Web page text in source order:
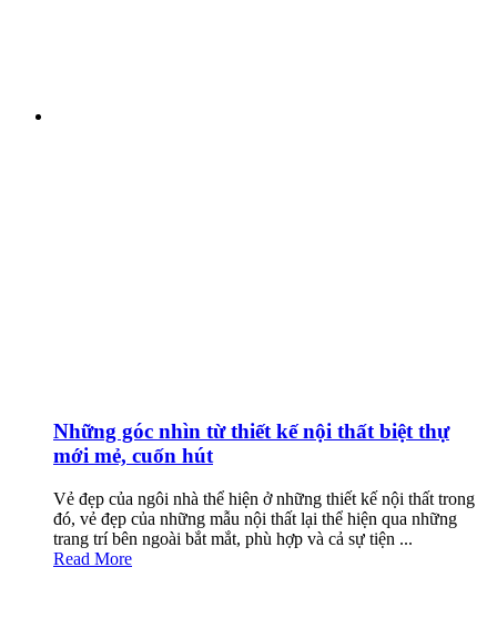
Những góc nhìn từ thiết kế nội thất biệt thự
mới mẻ, cuốn hút
Vẻ đẹp của ngôi nhà thể hiện ở những thiết kế nội thất trong
đó, vẻ đẹp của những mẫu nội thất lại thể hiện qua những
trang trí bên ngoài bắt mắt, phù hợp và cả sự tiện ...
Read More